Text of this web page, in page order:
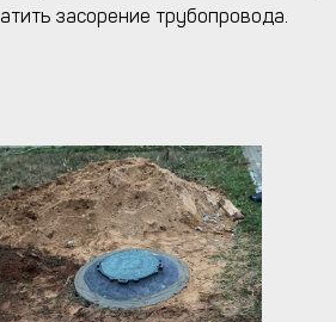
засорение трубопровода.